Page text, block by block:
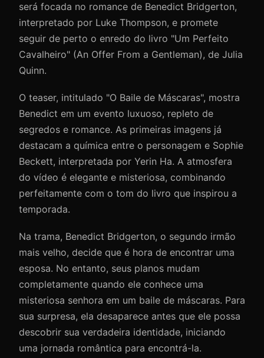
será focada no romance de Benedict Bridgerton,
interpretado por Luke Thompson, e promete
seguir de perto o enredo do livro "Um Perfeito
Cavalheiro" (An Offer From a Gentleman), de Julia
Quinn.
O teaser, intitulado "O Baile de Máscaras", mostra
Benedict em um evento luxuoso, repleto de
segredos e romance. As primeiras imagens já
destacam a química entre o personagem e Sophie
Beckett, interpretada por Yerin Ha. A atmosfera
do vídeo é elegante e misteriosa, combinando
perfeitamente com o tom do livro que inspirou a
temporada.
Na trama, Benedict Bridgerton, o segundo irmão
mais velho, decide que é hora de encontrar uma
esposa. No entanto, seus planos mudam
completamente quando ele conhece uma
misteriosa senhora em um baile de máscaras. Para
sua surpresa, ela desaparece antes que ele possa
descobrir sua verdadeira identidade, iniciando
uma jornada romântica para encontrá-la.